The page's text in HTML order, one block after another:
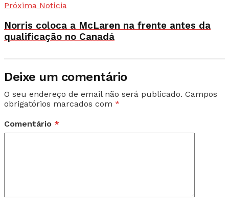
Próxima Notícia
Norris coloca a McLaren na frente antes da
qualificação no Canadá
Deixe um comentário
O seu endereço de email não será publicado. Campos
obrigatórios marcados com *
Comentário *